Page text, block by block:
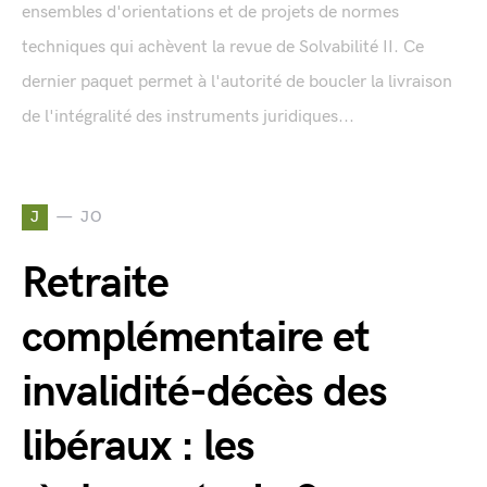
ensembles d'orientations et de projets de normes
techniques qui achèvent la revue de Solvabilité II. Ce
dernier paquet permet à l'autorité de boucler la livraison
de l'intégralité des instruments juridiques...
J JO
Retraite
complémentaire et
invalidité-décès des
libéraux : les